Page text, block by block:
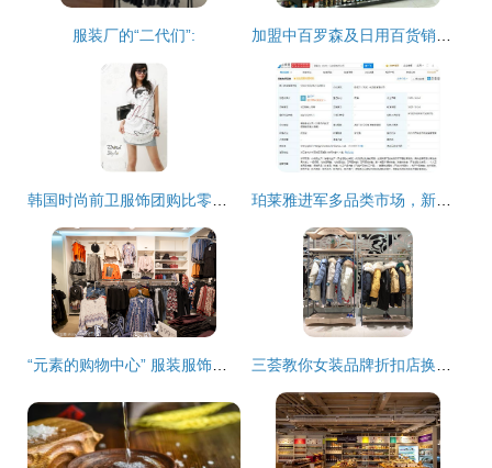
服装厂的“二代们”: